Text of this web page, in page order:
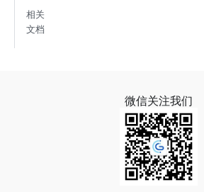
相关
文档
微信关注我们